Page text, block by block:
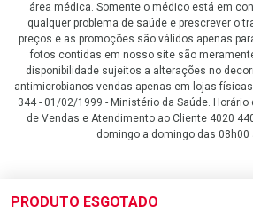
PRODUTO ESGOTADO
área médica. Somente o médico está em
qualquer problema de saúde e prescrever o
preços e as promoções são válidos apenas
fotos contidas em nosso site são
disponibilidade sujeitos a alterações no
antimicrobianos vendas apenas em lojas
344 - 01/02/1999 - Ministério da Saúde.
de Vendas e Atendimento ao Cliente 4020
domingo a domingo das 08h00